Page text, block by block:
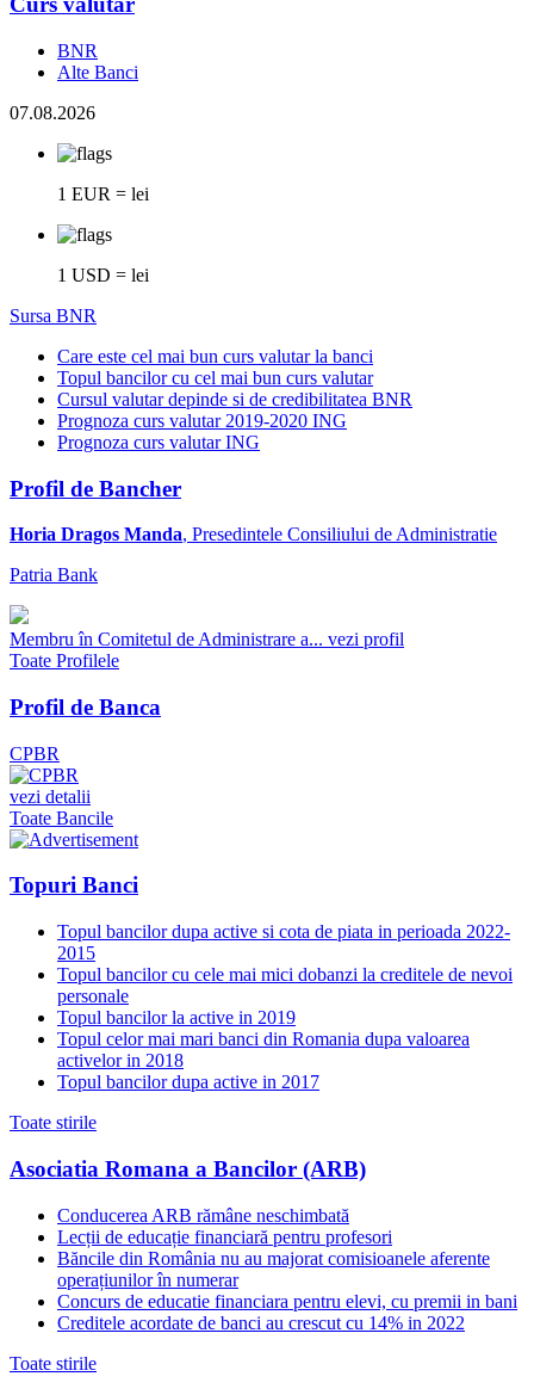
BNR
Alte Banci
07.08.2026
1 EUR = lei
1 USD = lei
Sursa BNR
Care este cel mai bun curs valutar la banci
Topul bancilor cu cel mai bun curs valutar
Cursul valutar depinde si de credibilitatea BNR
Prognoza curs valutar 2019-2020 ING
Prognoza curs valutar ING
Profil de Bancher
Horia Dragos Manda, Presedintele Consiliului de Administratie
Patria Bank
Membru în Comitetul de Administrare a... vezi profil
Toate Profilele
Profil de Banca
CPBR
vezi detalii
Toate Bancile
Topuri Banci
Topul bancilor dupa active si cota de piata in perioada 2022-
2015
Topul bancilor cu cele mai mici dobanzi la creditele de nevoi
personale
Topul bancilor la active in 2019
Topul celor mai mari banci din Romania dupa valoarea
activelor in 2018
Topul bancilor dupa active in 2017
Toate stirile
Asociatia Romana a Bancilor (ARB)
Conducerea ARB rămâne neschimbată
Lecții de educație financiară pentru profesori
Băncile din România nu au majorat comisioanele aferente
operațiunilor în numerar
Concurs de educatie financiara pentru elevi, cu premii in bani
Creditele acordate de banci au crescut cu 14% in 2022
Toate stirile